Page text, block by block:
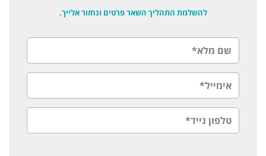
להשלמת התהליך השאר פרטים ונחזור אלייך.